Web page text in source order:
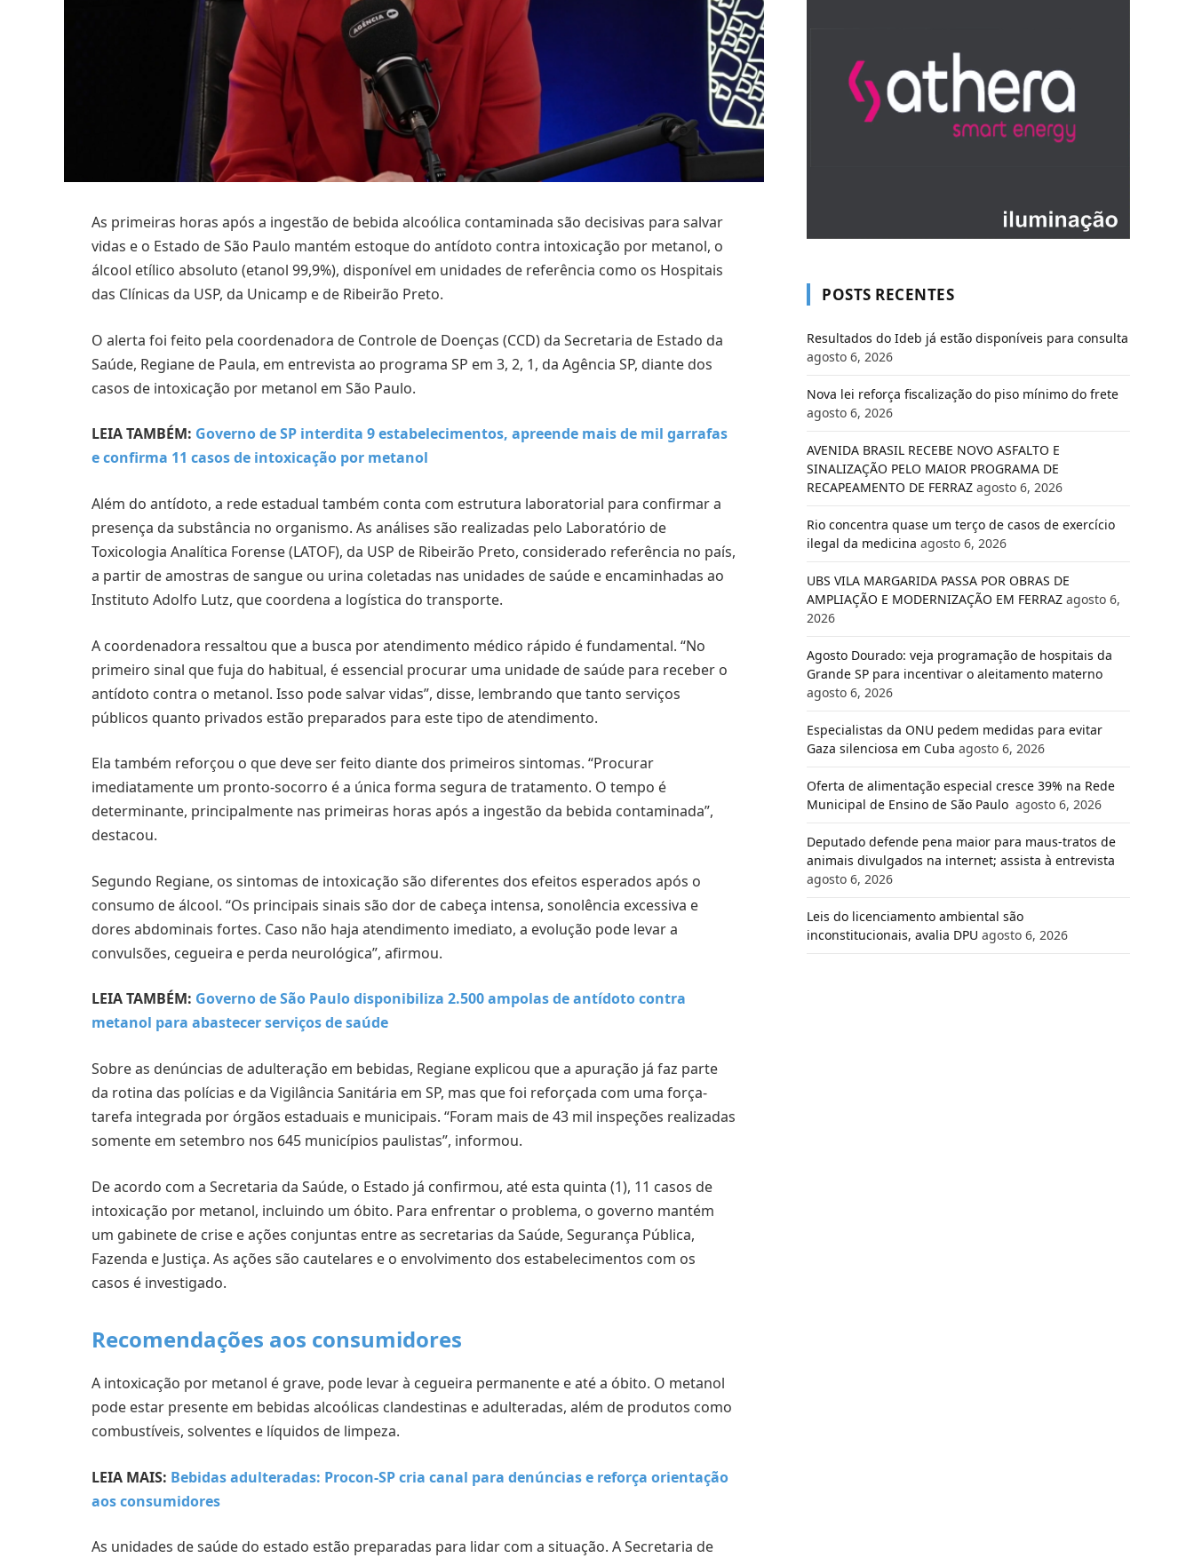
As primeiras horas após a ingestão de bebida alcoólica contaminada são decisivas para salvar
vidas e o Estado de São Paulo mantém estoque do antídoto contra intoxicação por metanol, o
álcool etílico absoluto (etanol 99,9%), disponível em unidades de referência como os Hospitais
das Clínicas da USP, da Unicamp e de Ribeirão Preto.
O alerta foi feito pela coordenadora de Controle de Doenças (CCD) da Secretaria de Estado da
Saúde, Regiane de Paula, em entrevista ao programa SP em 3, 2, 1, da Agência SP, diante dos
casos de intoxicação por metanol em São Paulo.
LEIA TAMBÉM: Governo de SP interdita 9 estabelecimentos, apreende mais de mil garrafas
e confirma 11 casos de intoxicação por metanol
Além do antídoto, a rede estadual também conta com estrutura laboratorial para confirmar a
presença da substância no organismo. As análises são realizadas pelo Laboratório de
Toxicologia Analítica Forense (LATOF), da USP de Ribeirão Preto, considerado referência no país,
a partir de amostras de sangue ou urina coletadas nas unidades de saúde e encaminhadas ao
Instituto Adolfo Lutz, que coordena a logística do transporte.
A coordenadora ressaltou que a busca por atendimento médico rápido é fundamental. “No
primeiro sinal que fuja do habitual, é essencial procurar uma unidade de saúde para receber o
antídoto contra o metanol. Isso pode salvar vidas”, disse, lembrando que tanto serviços
públicos quanto privados estão preparados para este tipo de atendimento.
Ela também reforçou o que deve ser feito diante dos primeiros sintomas. “Procurar
imediatamente um pronto-socorro é a única forma segura de tratamento. O tempo é
determinante, principalmente nas primeiras horas após a ingestão da bebida contaminada”,
destacou.
Segundo Regiane, os sintomas de intoxicação são diferentes dos efeitos esperados após o
consumo de álcool. “Os principais sinais são dor de cabeça intensa, sonolência excessiva e
dores abdominais fortes. Caso não haja atendimento imediato, a evolução pode levar a
convulsões, cegueira e perda neurológica”, afirmou.
LEIA TAMBÉM: Governo de São Paulo disponibiliza 2.500 ampolas de antídoto contra
metanol para abastecer serviços de saúde
Sobre as denúncias de adulteração em bebidas, Regiane explicou que a apuração já faz parte
da rotina das polícias e da Vigilância Sanitária em SP, mas que foi reforçada com uma força-
tarefa integrada por órgãos estaduais e municipais. “Foram mais de 43 mil inspeções realizadas
somente em setembro nos 645 municípios paulistas”, informou.
De acordo com a Secretaria da Saúde, o Estado já confirmou, até esta quinta (1), 11 casos de
intoxicação por metanol, incluindo um óbito. Para enfrentar o problema, o governo mantém
um gabinete de crise e ações conjuntas entre as secretarias da Saúde, Segurança Pública,
Fazenda e Justiça. As ações são cautelares e o envolvimento dos estabelecimentos com os
casos é investigado.
Recomendações aos consumidores
A intoxicação por metanol é grave, pode levar à cegueira permanente e até a óbito. O metanol
pode estar presente em bebidas alcoólicas clandestinas e adulteradas, além de produtos como
combustíveis, solventes e líquidos de limpeza.
LEIA MAIS: Bebidas adulteradas: Procon-SP cria canal para denúncias e reforça orientação
aos consumidores
As unidades de saúde do estado estão preparadas para lidar com a situação. A Secretaria de
POSTS RECENTES
Resultados do Ideb já estão disponíveis para consulta
agosto 6, 2026
Nova lei reforça fiscalização do piso mínimo do frete
agosto 6, 2026
AVENIDA BRASIL RECEBE NOVO ASFALTO E
SINALIZAÇÃO PELO MAIOR PROGRAMA DE
RECAPEAMENTO DE FERRAZ agosto 6, 2026
Rio concentra quase um terço de casos de exercício
ilegal da medicina agosto 6, 2026
UBS VILA MARGARIDA PASSA POR OBRAS DE
AMPLIAÇÃO E MODERNIZAÇÃO EM FERRAZ agosto 6,
2026
Agosto Dourado: veja programação de hospitais da
Grande SP para incentivar o aleitamento materno
agosto 6, 2026
Especialistas da ONU pedem medidas para evitar
Gaza silenciosa em Cuba agosto 6, 2026
Oferta de alimentação especial cresce 39% na Rede
Municipal de Ensino de São Paulo agosto 6, 2026
Deputado defende pena maior para maus-tratos de
animais divulgados na internet; assista à entrevista
agosto 6, 2026
Leis do licenciamento ambiental são
inconstitucionais, avalia DPU agosto 6, 2026